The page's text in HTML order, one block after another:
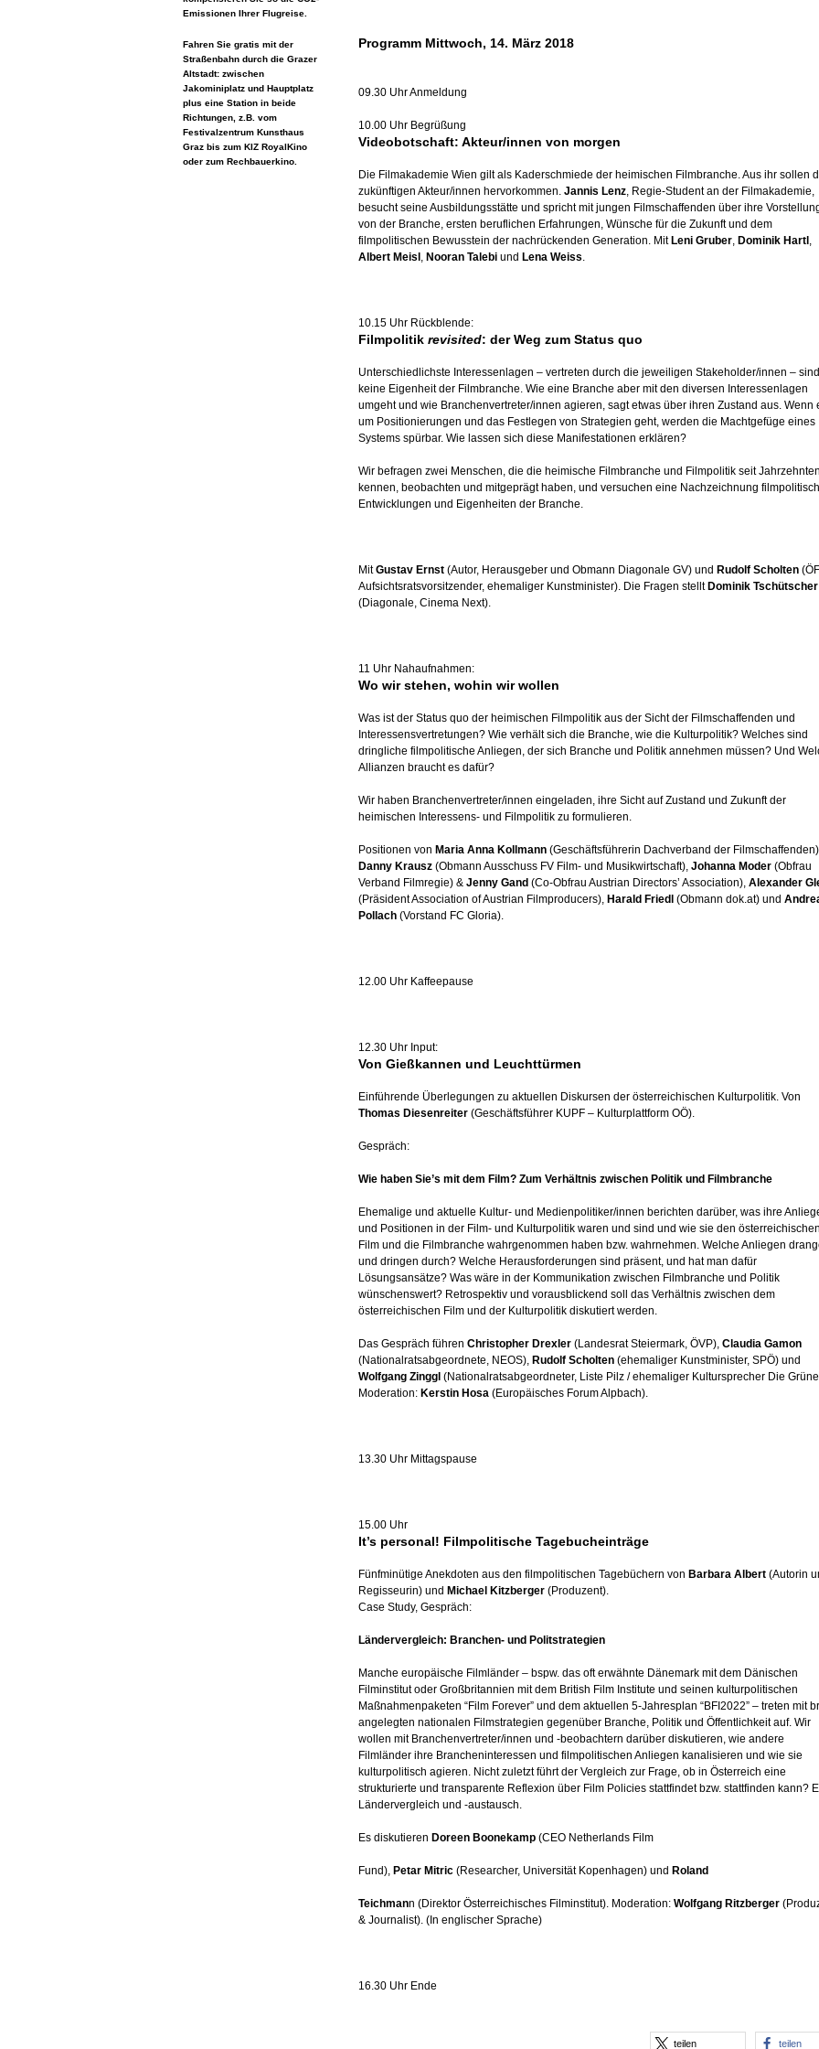
Emissionen Ihrer Flugreise.
Fahren Sie gratis mit der
Straßenbahn durch die Grazer
Altstadt: zwischen
Jakominiplatz und Hauptplatz
plus eine Station in beide
Richtungen, z.B. vom
Festivalzentrum Kunsthaus
Graz bis zum KIZ RoyalKino
oder zum Rechbauerkino.
Programm Mittwoch, 14. März 2018
09.30 Uhr Anmeldung
10.00 Uhr Begrüßung
Videobotschaft: Akteur/innen von morgen
Die Filmakademie Wien gilt als Kaderschmiede der heimischen Filmbranche. Aus ihr sollen
zukünftigen Akteur/innen hervorkommen. Jannis Lenz, Regie-Student an der Filmakademie,
besucht seine Ausbildungsstätte und spricht mit jungen Filmschaffenden über ihre
von der Branche, ersten beruflichen Erfahrungen, Wünsche für die Zukunft und dem
filmpolitischen Bewusstein der nachrückenden Generation. Mit Leni Gruber, Dominik Hartl ,
Albert Meisl , Nooran Talebi und Lena Weiss.
10.15 Uhr Rückblende:
Filmpolitik revisited: der Weg zum Status quo
Unterschiedlichste Interessenlagen – vertreten durch die jeweiligen Stakeholder/innen – sind
keine Eigenheit der Filmbranche. Wie eine Branche aber mit den diversen Interessenlagen
umgeht und wie Branchenvertreter/innen agieren, sagt etwas über ihren Zustand aus. Wenn
um Positionierungen und das Festlegen von Strategien geht, werden die Machtgefüge eines
Systems spürbar. Wie lassen sich diese Manifestationen erklären?
Wir befragen zwei Menschen, die die heimische Filmbranche und Filmpolitik seit Jahrzehnten
kennen, beobachten und mitgeprägt haben, und versuchen eine Nachzeichnung
Entwicklungen und Eigenheiten der Branche.
MitGustav Ernst (Autor, Herausgeber und Obmann Diagonale GV) und Rudolf Scholten
Aufsichtsratsvorsitzender, ehemaliger Kunstminister). Die Fragen stellt Dominik Tschütscher
(Diagonale, Cinema Next).
11 Uhr Nahaufnahmen:
Wo wir stehen, wohin wir wollen
Was ist der Status quo der heimischen Filmpolitik aus der Sicht der Filmschaffenden und
Interessensvertretungen? Wie verhält sich die Branche, wie die Kulturpolitik? Welches sind
dringliche filmpolitische Anliegen, der sich Branche und Politik annehmen müssen? Und
Allianzen braucht es dafür?
Wir haben Branchenvertreter/innen eingeladen, ihre Sicht auf Zustand und Zukunft der
heimischen Interessens- und Filmpolitik zu formulieren.
Positionen von Maria Anna Kollmann (Geschäftsführerin Dachverband der
Danny Krausz (Obmann Ausschuss FV Film- und Musikwirtschaft), Johanna Moder (Obfrau
Verband Filmregie) & Jenny Gand (Co-Obfrau Austrian Directors’ Association), Alexander
(Präsident Association of Austrian Filmproducers), Harald Friedl (Obmann dok.at) und
Pollach (Vorstand FC Gloria).
12.00 Uhr Kaffeepause
12.30 Uhr Input:
Von Gießkannen und Leuchttürmen
Einführende Überlegungen zu aktuellen Diskursen der österreichischen Kulturpolitik. Von
Thomas Diesenreiter (Geschäftsführer KUPF – Kulturplattform OÖ).
Gespräch:
Wie haben Sie’s mit dem Film? Zum Verhältnis zwischen Politik und Filmbranche
Ehemalige und aktuelle Kultur- und Medienpolitiker/innen berichten darüber, was ihre
und Positionen in der Film- und Kulturpolitik waren und sind und wie sie den österreichischen
Film und die Filmbranche wahrgenommen haben bzw. wahrnehmen. Welche Anliegen
und dringen durch? Welche Herausforderungen sind präsent, und hat man dafür
Lösungsansätze? Was wäre in der Kommunikation zwischen Filmbranche und Politik
wünschenswert? Retrospektiv und vorausblickend soll das Verhältnis zwischen dem
österreichischen Film und der Kulturpolitik diskutiert werden.
Das Gespräch führen Christopher Drexler (Landesrat Steiermark, ÖVP), Claudia Gamon
(Nationalratsabgeordnete, NEOS), Rudolf Scholten (ehemaliger Kunstminister, SPÖ) und
Wolfgang Zinggl (Nationalratsabgeordneter, Liste Pilz / ehemaliger Kultursprecher Die
Moderation: Kerstin Hosa (Europäisches Forum Alpbach).
13.30 Uhr Mittagspause
15.00 Uhr
It’s personal! Filmpolitische Tagebucheinträge
Fünfminütige Anekdoten aus den filmpolitischen Tagebüchern von Barbara Albert (Autorin
Regisseurin) und Michael Kitzberger (Produzent).
Case Study, Gespräch:
Ländervergleich: Branchen- und Politstrategien
Manche europäische Filmländer – bspw. das oft erwähnte Dänemark mit dem Dänischen
Filminstitut oder Großbritannien mit dem British Film Institute und seinen kulturpolitischen
Maßnahmenpaketen “Film Forever” und dem aktuellen 5-Jahresplan “BFI2022” – treten mit
angelegten nationalen Filmstrategien gegenüber Branche, Politik und Öffentlichkeit auf. Wir
wollen mit Branchenvertreter/innen und -beobachtern darüber diskutieren, wie andere
Filmländer ihre Brancheninteressen und filmpolitischen Anliegen kanalisieren und wie sie
kulturpolitisch agieren. Nicht zuletzt führt der Vergleich zur Frage, ob in Österreich eine
strukturierte und transparente Reflexion über Film Policies stattfindet bzw. stattfinden kann?
Ländervergleich und -austausch.
Es diskutieren Doreen Boonekamp (CEO Netherlands Film
Fund), Petar Mitric (Researcher, Universität Kopenhagen) und Roland
Teichmann (Direktor Österreichisches Filminstitut). Moderation: Wolfgang Ritzberger
& Journalist). (In englischer Sprache)
16.30 Uhr Ende
teilen teilen